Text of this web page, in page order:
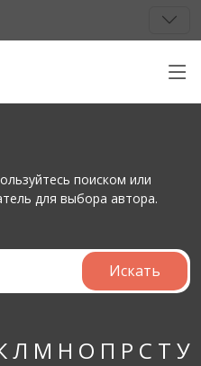
поиском или
для выбора автора.
Л М Н О П Р С Т У